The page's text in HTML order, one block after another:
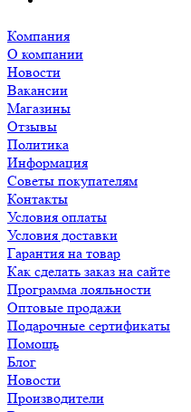
Компания
О компании
Новости
Вакансии
Магазины
Отзывы
Политика
Информация
Советы покупателям
Контакты
Условия оплаты
Условия доставки
Гарантия на товар
Как сделать заказ на сайте
Программа лояльности
Оптовые продажи
Подарочные сертификаты
Помощь
Блог
Новости
Производители